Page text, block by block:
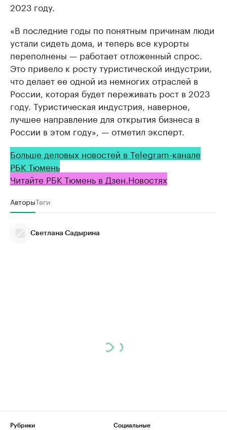
2023 году.
«В последние годы по понятным причинам люди
устали сидеть дома, и теперь все курорты
переполнены — работает отложенный спрос.
Это привело к росту туристической индустрии,
что делает ее одной из немногих отраслей в
России, которая будет переживать рост в 2023
году. Туристическая индустрия, наверное,
лучшее направление для открытия бизнеса в
России в этом году», — отметил эксперт.
Больше деловых новостей в Telegram-канале
РБК Тюмень
Читайте РБК Тюмень в Дзен.Новостях
АвторыТеги
Светлана Садырина
Рубрики
Социальные